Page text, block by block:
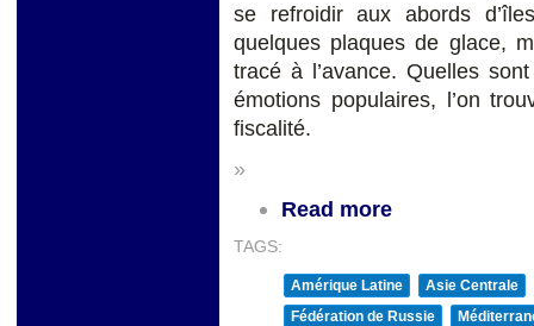
se refroidir aux abords
quelques plaques de glace,
tracé à l’avance. Quelles
émotions populaires, l’on
fiscalité.
»
Read more
TAGS:
Amérique Latine
Asie Centrale
Fédération de Russie